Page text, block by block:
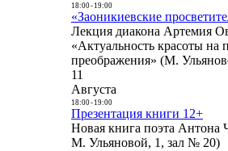
18:00- 19:00
«Заоникиевские
Лекция диакона Артемия
«Актуальность красоты на
преображения» (М.
11
Августа
18:00- 19:00
Презентация книги 12+
Новая книга поэта Антона
М. Ульяновой, 1, зал № 20)